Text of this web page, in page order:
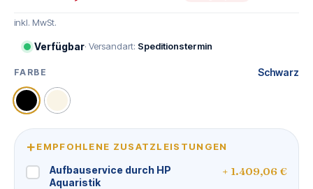
inkl. MwSt.
Verfügbar· Versandart: Speditionstermin
FARBE
AUSWÄHLEN Schwarz
SchwarzWeiß
+EMPFOHLENE ZUSATZLEISTUNGEN
Aufbauservice durch HP
Aquaristik
+ 1.409,06 €